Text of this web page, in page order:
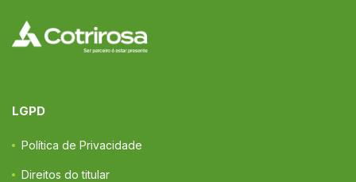
LGPD
Política de Privacidade
Direitos do titular